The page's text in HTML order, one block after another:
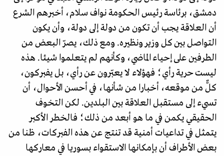
دمشق، برئاسة رئيس الحكومة نواف سلام، أخبرهم الشرع
أن العلاقة يجب أن تكون من دولة إلى دولة، وأن يكون
التواصل بين كل وزير ونظيره. ومع ذلك، يصرّ البعض من
الطرفين على إحياء الماضي، وكأنهم لم يتعلموا شيئا. هذه
ليست حرية رأي؛ فهؤلاء لا يعبّرون عن رأي، بل يفبركون،
كلٌّ من موقعه، أخبارا من شأنها، في أحسن الأحوال، أن
تسيء إلى مستقبل العلاقة بين البلدين. لكن التخوف
الحقيقي يكمن في ما هو أبعد من ذلك؛ فالخطر الأكبر
يتمثل في تداعيات أمنية قد تنتج عن هذه الفبركات، ظنا من
بعض الأطراف أن بإمكانها الاستقواء بسوريا في معاركها